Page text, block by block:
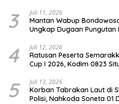
3 Juli 11, 2026
Mantan Wabup
Ungkap Dugaan Pungutan
4 Juli 12, 2026
Ratusan Peserta
Cup I 2026, Kodim 0823
5 Juli 13, 2026
Korban Tabrakan Laut di
Polisi, Nahkoda Soneta 01